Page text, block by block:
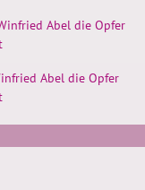
Abel die Opfer
Abel die Opfer